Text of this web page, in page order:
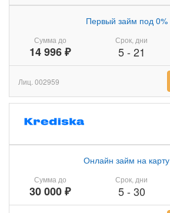
Сумма до
14 996 ₽
Первый займ под 0%
Срок, дни
5- 21
Лиц. 002959
Сумма до
30 000 ₽
Онлайн займ на карту
Срок, дни
5- 30